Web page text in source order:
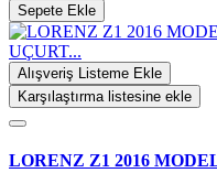
Sepete Ekle
Alışveriş Listeme Ekle
Karşılaştırma listesine ekle
LORENZ Z1 2016